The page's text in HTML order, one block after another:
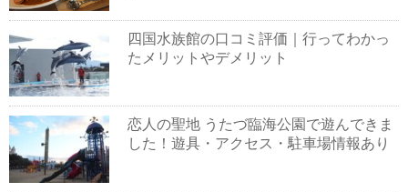
四国水族館の口コミ評価｜行ってわかっ
たメリットやデメリット
恋人の聖地 うたづ臨海公園で遊んできま
した！遊具・アクセス・駐車場情報あり